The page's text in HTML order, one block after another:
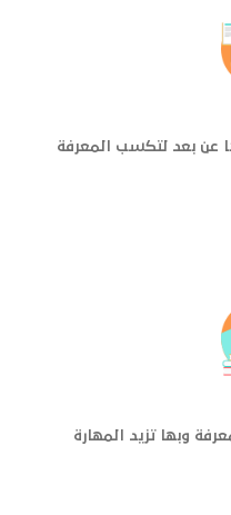
عن بعد لتكسب المعرفة
وبها تزيد المهارة